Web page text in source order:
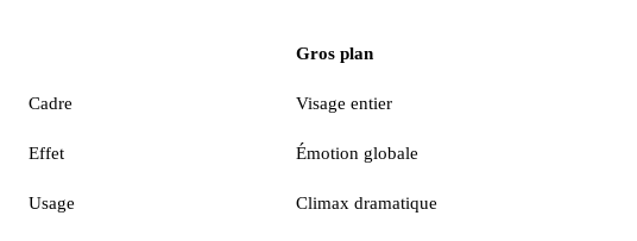
Gros plan
Cadre Visage entier
Effet Émotion globale
Usage Climax dramatique